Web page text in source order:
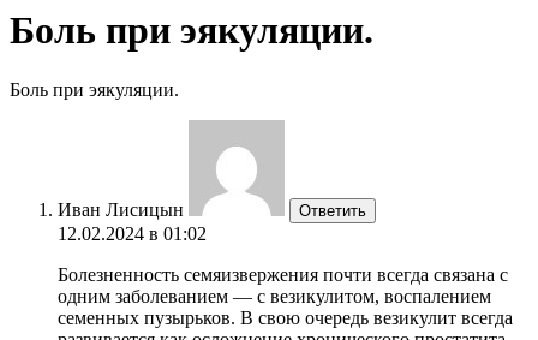
Боль при эякуляции.
Боль при эякуляции.
Иван Лисицын Ответить
12.02.2024 в 01:02
Болезненность семяизвержения почти всегда связана с
одним заболеванием — с везикулитом, воспалением
семенных пузырьков. В свою очередь везикулит всегда